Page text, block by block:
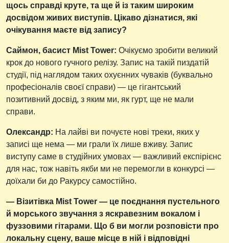
щось справді круте, та ще й із таким широким
досвідом живих виступів. Цікаво дізнатися, які
очікування маєте від запису?
Саймон, басист Mist Tower: Очікуємо зробити великий
крок до нового гучного релізу. Запис на такій пиздатій
студії, під наглядом таких охуєнних чуваків (буквально
професіоналів своєї справи) — це гігантський
позитивний досвід, з яким ми, як гурт, ще не мали
справи.
Олександр: На лайві ви почуєте нові треки, яких у
записі ще нема — ми грали їх лише вживу. Запис
виступу саме в студійних умовах — важливий експірієнс
для нас, тож навіть якби ми не перемогли в конкурсі —
доїхали би до Ракурсу самостійно.
— Візитівка Mist Tower — це поєднання пустельного
й морського звучання з яскравезним вокалом і
фуззовими гітарами. Що б ви могли розповісти про
локальну сцену, ваше місце в ній і відповідні